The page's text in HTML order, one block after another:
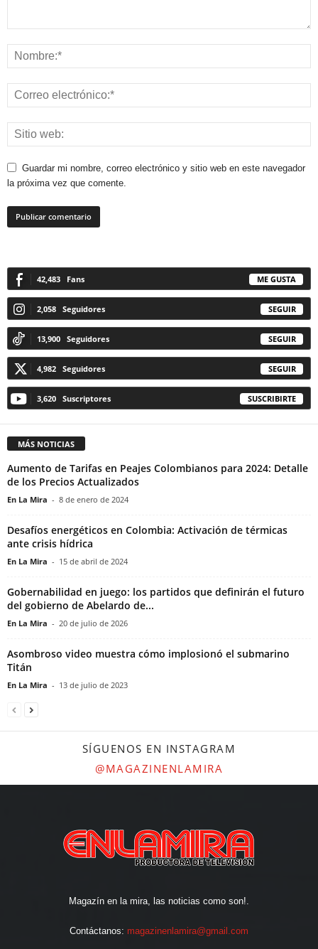
Guardar mi nombre, correo electrónico y sitio web en este navegador
la próxima vez que comente.
42,483 Fans ME GUSTA
2,058 Seguidores SEGUIR
13,900 Seguidores SEGUIR
4,982 Seguidores SEGUIR
3,620 Suscriptores SUSCRIBIRTE
MÁS NOTICIAS
Aumento de Tarifas en Peajes Colombianos para 2024: Detalle
de los Precios Actualizados
En La Mira - 8 de enero de 2024
Desafíos energéticos en Colombia: Activación de térmicas
ante crisis hídrica
En La Mira - 15 de abril de 2024
Gobernabilidad en juego: los partidos que definirán el futuro
del gobierno de Abelardo de...
En La Mira - 20 de julio de 2026
Asombroso video muestra cómo implosionó el submarino
Titán
En La Mira - 13 de julio de 2023
SÍGUENOS EN INSTAGRAM
@MAGAZINENLAMIRA
Magazín en la mira, las noticias como son!.
Contáctanos: magazinenlamira@gmail.com